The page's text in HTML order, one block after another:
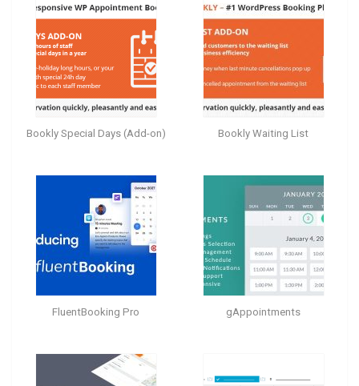
Bookly Special Days (Add-on) Bookly Waiting List
FluentBooking Pro gAppointments